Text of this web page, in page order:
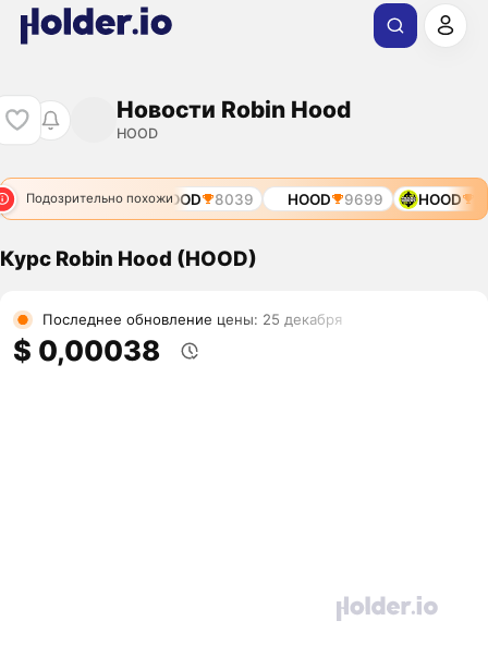
Новости Robin Hood
HOOD
Подозрительно похожи
7595 ROBINHOOD 8039 HOOD 9699 HOOD
Курс Robin Hood (HOOD)
Последнее обновление цены: 25 декабря
$ 0,00038